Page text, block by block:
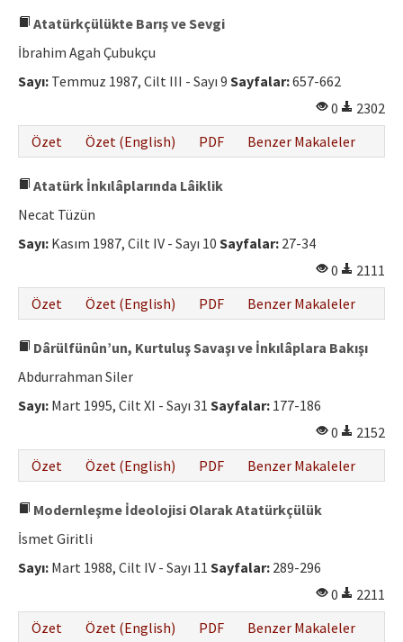
Atatürkçülükte Barış ve Sevgi
İbrahim Agah Çubukçu
Sayı: Temmuz 1987, Cilt III - Sayı 9 Sayfalar:657-662
0
2302
Özet
Özet (English) PDF Benzer Makaleler
Atatürk İnkılâplarında Lâiklik
Necat Tüzün
Sayı: Kasım 1987, Cilt IV - Sayı 10 Sayfalar: 27-34
0
2111
Özet
Özet (English) PDF Benzer Makaleler
Dârülfünûn’un, Kurtuluş Savaşı ve İnkılâplara Bakışı
Abdurrahman Siler
Sayı: Mart 1995, Cilt XI - Sayı 31 Sayfalar: 177-186
0
2152
Özet
Özet (English) PDF Benzer Makaleler
Modernleşme İdeolojisi Olarak Atatürkçülük
İsmet Giritli
Sayı: Mart 1988, Cilt IV - Sayı 11 Sayfalar: 289-296
0
2211
Özet
Özet (English) PDF Benzer Makaleler